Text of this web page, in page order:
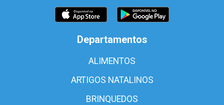
Departamentos
ALIMENTOS
ARTIGOS NATALINOS
BRINQUEDOS